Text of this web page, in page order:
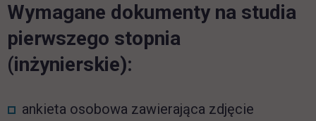
Wymagane dokumenty na studia
pierwszego stopnia
(inżynierskie):
ankieta osobowa zawierająca zdjęcie